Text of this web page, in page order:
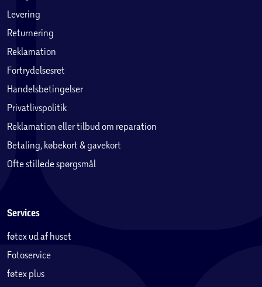
Levering
Returnering
Reklamation
Fortrydelsesret
Handelsbetingelser
Privatlivspolitik
Reklamation eller tilbud om reparation
Betaling, købekort & gavekort
Ofte stillede spørgsmål
Services
føtex ud af huset
Fotoservice
føtex plus